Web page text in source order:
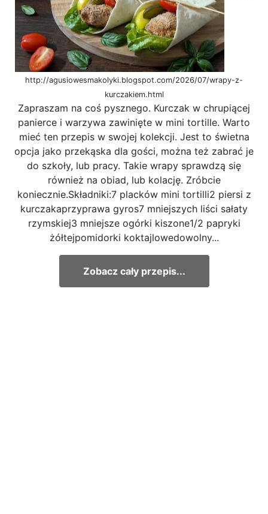
http://agusiowesmakolyki.blogspot.com/2026/07/wrapy-z-
kurczakiem.html
Zapraszam na coś pysznego. Kurczak w chrupiącej
panierce i warzywa zawinięte w mini tortille. Warto
mieć ten przepis w swojej kolekcji. Jest to świetna
opcja jako przekąska dla gości, można też zabrać je
do szkoły, lub pracy. Takie wrapy sprawdzą się
również na obiad, lub kolację. Zróbcie
koniecznie.Składniki:7 placków mini tortilli2 piersi z
kurczakaprzyprawa gyros7 mniejszych liści sałaty
rzymskiej3 mniejsze ogórki kiszone1/2 papryki
żółtejpomidorki koktajlowedowolny...
Zobacz cały przepis...